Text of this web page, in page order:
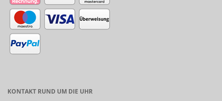
KONTAKT RUND UM DIE UHR